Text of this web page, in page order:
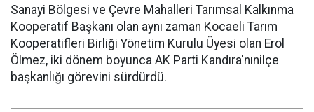
Sanayi Bölgesi ve Çevre Mahalleri Tarımsal Kalkınma
Kooperatif Başkanı olan aynı zaman Kocaeli Tarım
Kooperatifleri Birliği Yönetim Kurulu Üyesi olan Erol
Ölmez, iki dönem boyunca AK Parti Kandıra'nınilçe
başkanlığı görevini sürdürdü.